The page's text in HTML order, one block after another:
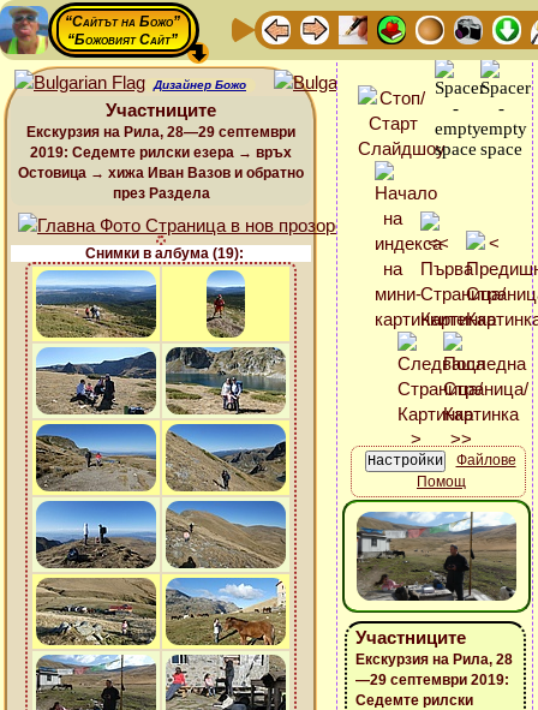
“Сайтът на Божо”
“Божовият Сайт”
Дизайнер Божо
Участниците
Екскурзия на Рила, 28—29 септември
2019: Седемте рилски езера → връх
Остовица → хижа Иван Вазов и обратно
през Раздела
Снимки в албума (19):
Файлове
Помощ
Участниците
Екскурзия на Рила, 28
—29 септември 2019:
Седемте рилски